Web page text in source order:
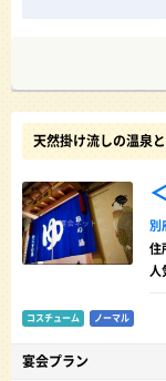
天然掛け流しの温泉
別
住
人
コスチューム ノーマル
宴会プラン